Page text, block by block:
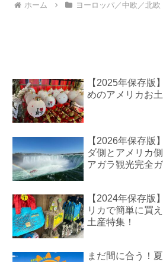
ホーム ヨーロッパ／中欧／北欧
【2025年保存版
めのアメリカお土
【2026年保存版
ダ側とアメリカ
アガラ観光完全
【2024年保存版
リカで簡単に買
土産特集！
まだ間に合う！